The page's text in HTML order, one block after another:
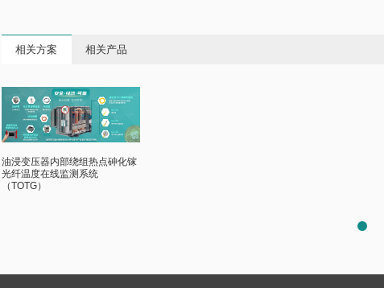
相关方案 相关产品
油浸变压器内部绕组热点砷化镓
光纤温度在线监测系统
（TOTG）